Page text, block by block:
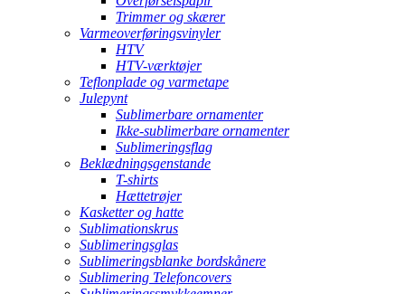
Trimmer og skærer
Varmeoverføringsvinyler
HTV
HTV-værktøjer
Teflonplade og varmetape
Julepynt
Sublimerbare ornamenter
Ikke-sublimerbare ornamenter
Sublimeringsflag
Beklædningsgenstande
T-shirts
Hættetrøjer
Kasketter og hatte
Sublimationskrus
Sublimeringsglas
Sublimeringsblanke bordskånere
Sublimering Telefoncovers